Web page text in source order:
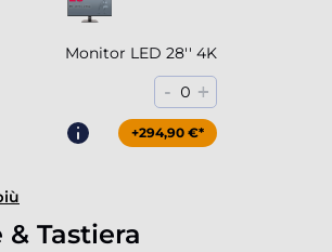
Monitor LED 28'' 4K
- 0 +
+294,90 €*
& Tastiera